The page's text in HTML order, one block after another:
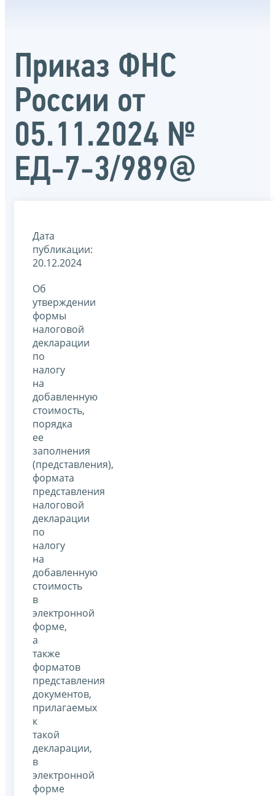
Приказ ФНС
России от
05.11.2024 №
ЕД-7-3/989@
Дата
публикации:
20.12.2024
Об
утверждении
формы
налоговой
декларации
по
налогу
на
добавленную
стоимость,
порядка
ее
заполнения
(представления),
формата
представления
налоговой
декларации
по
налогу
на
добавленную
стоимость
в
электронной
форме,
а
также
форматов
представления
документов,
прилагаемых
к
такой
декларации,
в
электронной
форме